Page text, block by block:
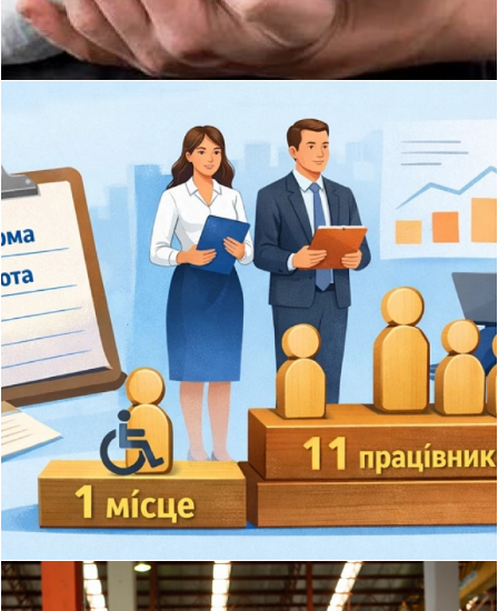
©
Норматив для осіб з інвалідністю та
перевірки Держпраці
Як роботодавцю правильно підійти до розрахунку
середньооблікової кількості штатних працівників?
Які штатні одиниці можна не включати до
розрахунку? Як...
Докладніше